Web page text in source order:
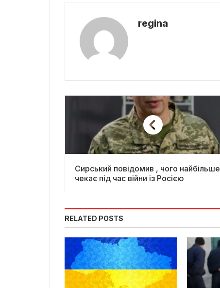
regina
Сирський повідомив , чого найбільше
чекає під час війни із Росією
RELATED POSTS